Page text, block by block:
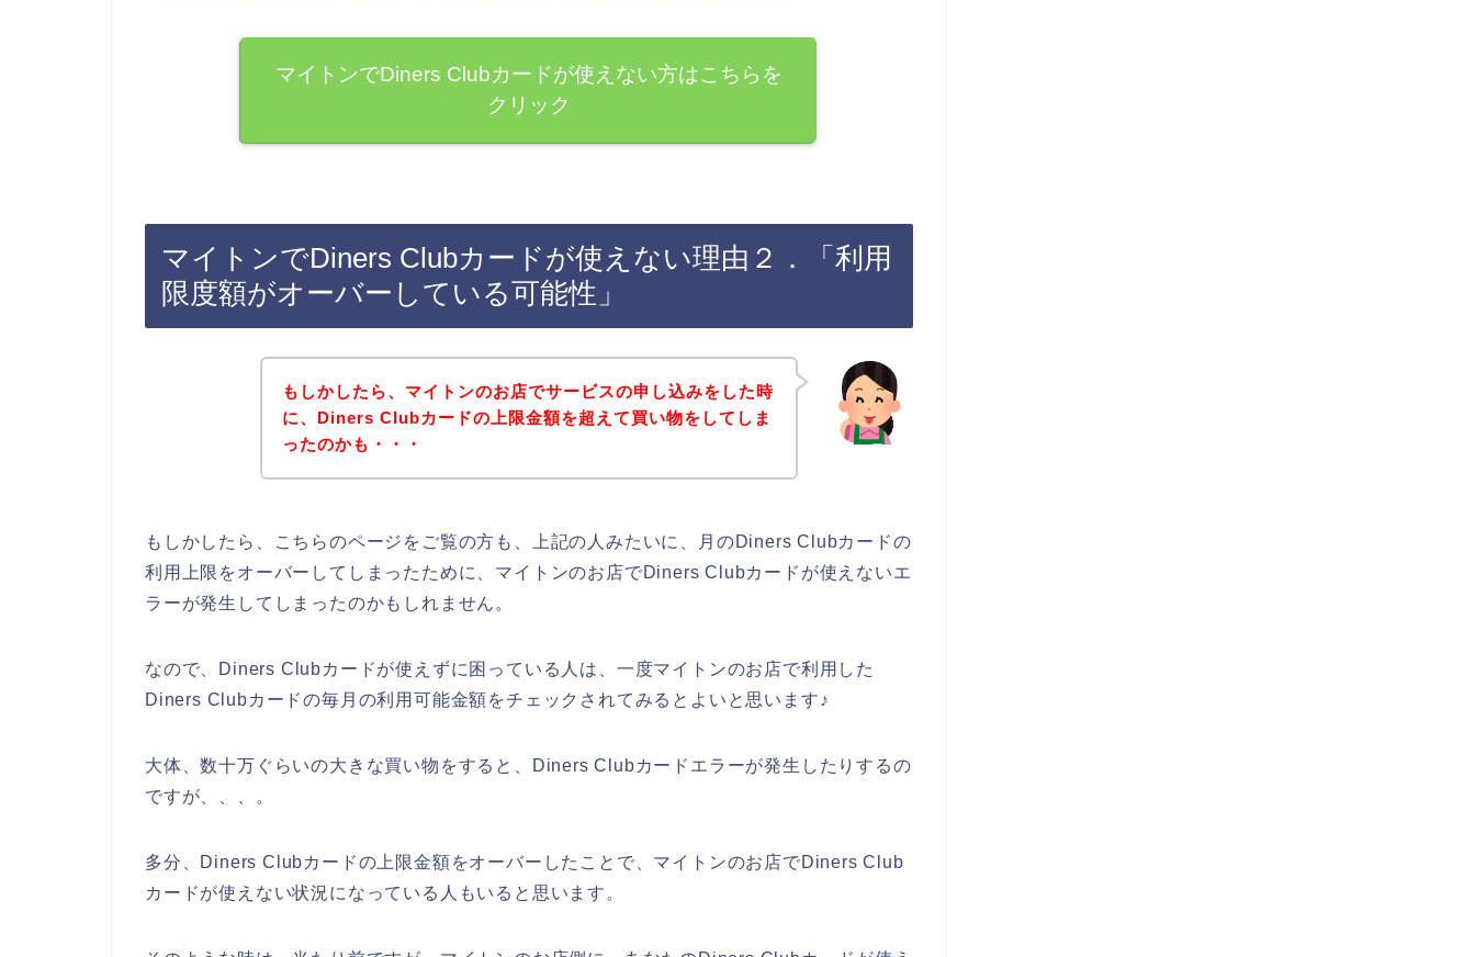
マイトンでDiners Clubカードが使えない方はこちらを
クリック
マイトンでDiners Clubカードが使えない理由２．「利用
限度額がオーバーしている可能性」
もしかしたら、マイトンのお店でサービスの申し込みをした時
に、Diners Clubカードの上限金額を超えて買い物をしてしま
ったのかも・・・
もしかしたら、こちらのページをご覧の方も、上記の人みたいに、月のDiners Clubカードの
利用上限をオーバーしてしまったために、マイトンのお店でDiners Clubカードが使えないエ
ラーが発生してしまったのかもしれません。
なので、Diners Clubカードが使えずに困っている人は、一度マイトンのお店で利用した
Diners Clubカードの毎月の利用可能金額をチェックされてみるとよいと思います♪
大体、数十万ぐらいの大きな買い物をすると、Diners Clubカードエラーが発生したりするの
ですが、、、。
多分、Diners Clubカードの上限金額をオーバーしたことで、マイトンのお店でDiners Club
カードが使えない状況になっている人もいると思います。